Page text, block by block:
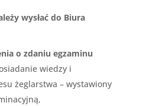
wysłać do Biura
o zdaniu egzaminu
wiedzy i
żeglarstwa – wystawiony